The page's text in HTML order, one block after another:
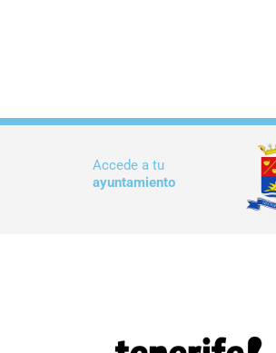
Accede a tu
ayuntamiento